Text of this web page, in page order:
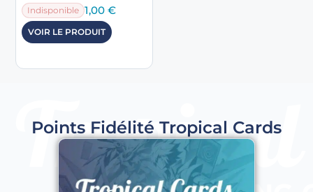
Indisponible 1,00€
VOIR LE PRODUIT
Points Fidélité Tropical Cards